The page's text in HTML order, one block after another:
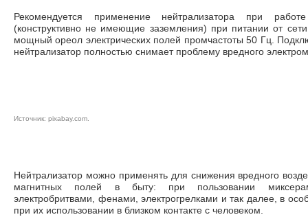
Рекомендуется применение нейтрализатора при
(конструктивно не имеющие заземления) при питании от
мощный ореол электрических полей промчастоты 50 Гц.
нейтрализатор полностью снимает проблему вредного
Источник: pixabay.com.
Нейтрализатор можно применять для снижения вредного
магнитных полей в быту: при пользовании
электробритвами, фенами, электрогрелками и так далее, в
при их использовании в близком контак­те с человеком.